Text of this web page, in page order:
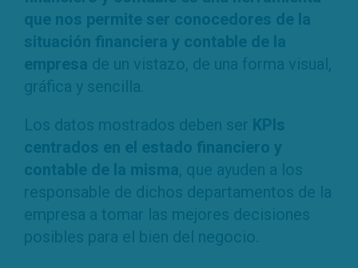
que nos permite ser conocedores de la
situación financiera y contable de la
empresa de un vistazo, de una forma visual,
gráfica y sencilla.
Los datos mostrados deben ser KPIs
centrados en el estado financiero y
contable de la misma, que ayuden a los
responsable de dichos departamentos de la
empresa a tomar las mejores decisiones
posibles para el bien del negocio.